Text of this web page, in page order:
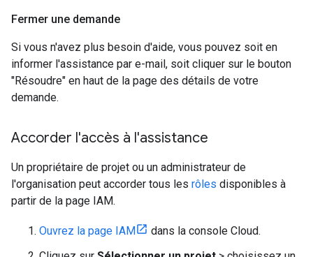
Fermer une demande
Si vous n'avez plus besoin d'aide, vous pouvez soit en
informer l'assistance par e-mail, soit cliquer sur le bouton
"Résoudre" en haut de la page des détails de votre
demande.
Accorder l'accès à l'assistance
Un propriétaire de projet ou un administrateur de
l'organisation peut accorder tous les rôles disponibles à
partir de la page IAM.
Ouvrez la page IAM
dans la console Cloud.